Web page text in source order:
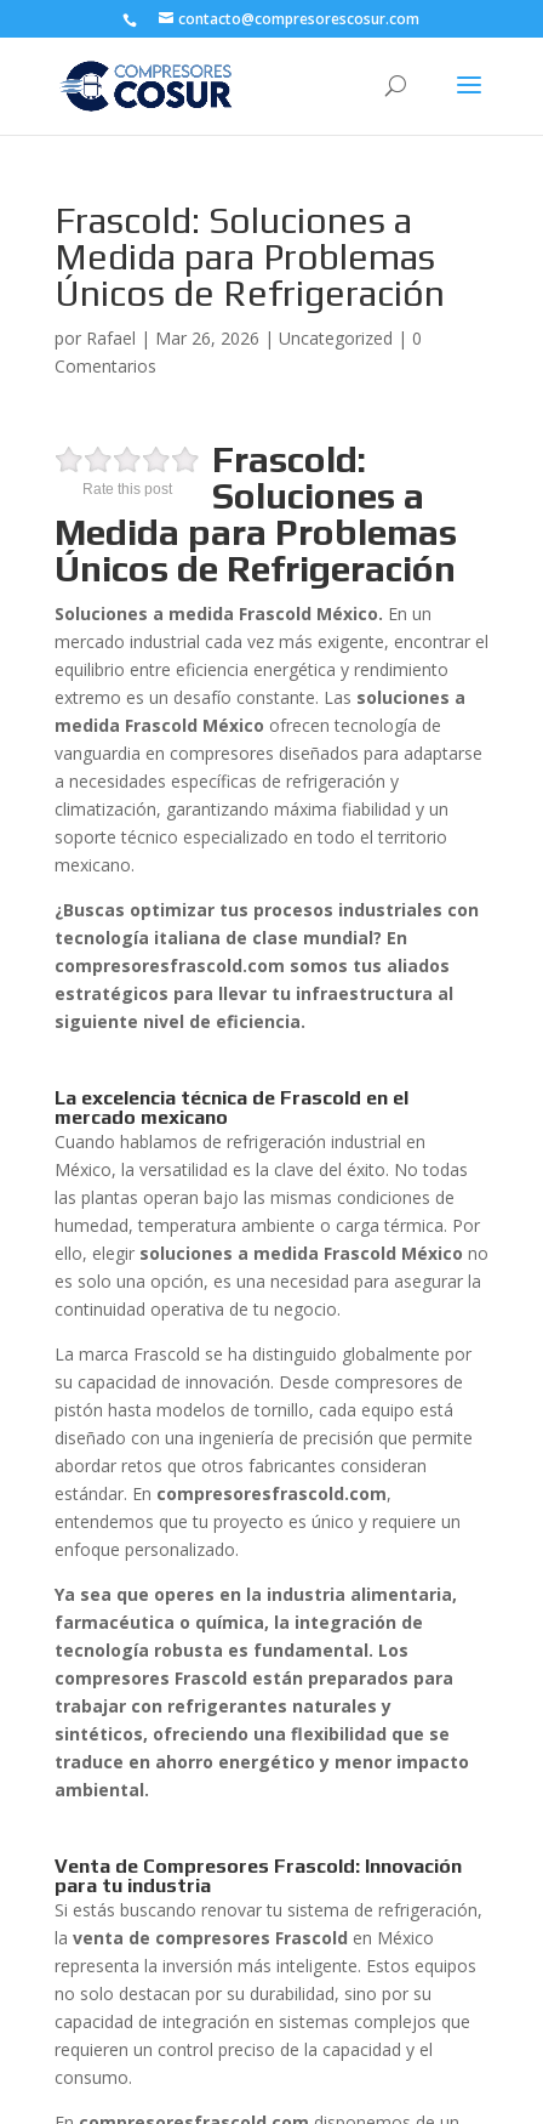
contacto@compresorescosur.com
Frascold: Soluciones a
Medida para Problemas
Únicos de Refrigeración
por Rafael | Mar 26, 2026 | Uncategorized | 0
Comentarios
Rate this post
Frascold:
Soluciones a
Medida para Problemas
Únicos de Refrigeración
Soluciones a medida Frascold México. En un
mercado industrial cada vez más exigente, encontrar el
equilibrio entre eficiencia energética y rendimiento
extremo es un desafío constante. Las soluciones a
medida Frascold México ofrecen tecnología de
vanguardia en compresores diseñados para adaptarse
a necesidades específicas de refrigeración y
climatización, garantizando máxima fiabilidad y un
soporte técnico especializado en todo el territorio
mexicano.
¿Buscas optimizar tus procesos industriales con
tecnología italiana de clase mundial? En
compresoresfrascold.com somos tus aliados
estratégicos para llevar tu infraestructura al
siguiente nivel de eficiencia.
La excelencia técnica de Frascold en el
mercado mexicano
Cuando hablamos de refrigeración industrial en
México, la versatilidad es la clave del éxito. No todas
las plantas operan bajo las mismas condiciones de
humedad, temperatura ambiente o carga térmica. Por
ello, elegir soluciones a medida Frascold México no
es solo una opción, es una necesidad para asegurar la
continuidad operativa de tu negocio.
La marca Frascold se ha distinguido globalmente por
su capacidad de innovación. Desde compresores de
pistón hasta modelos de tornillo, cada equipo está
diseñado con una ingeniería de precisión que permite
abordar retos que otros fabricantes consideran
estándar. En compresoresfrascold.com,
entendemos que tu proyecto es único y requiere un
enfoque personalizado.
Ya sea que operes en la industria alimentaria,
farmacéutica o química, la integración de
tecnología robusta es fundamental. Los
compresores Frascold están preparados para
trabajar con refrigerantes naturales y
sintéticos, ofreciendo una flexibilidad que se
traduce en ahorro energético y menor impacto
ambiental.
Venta de Compresores Frascold: Innovación
para tu industria
Si estás buscando renovar tu sistema de refrigeración,
la venta de compresores Frascold en México
representa la inversión más inteligente. Estos equipos
no solo destacan por su durabilidad, sino por su
capacidad de integración en sistemas complejos que
requieren un control preciso de la capacidad y el
consumo.